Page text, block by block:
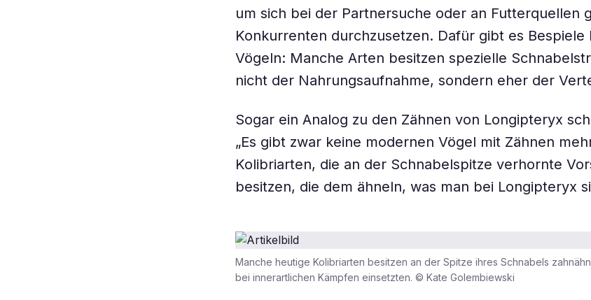
um sich bei der Partnersuche oder an Futterquellen
Konkurrenten durchzusetzen. Dafür gibt es Bespiele
Vögeln: Manche Arten besitzen spezielle
nicht der Nahrungsaufnahme, sondern eher der
Sogar ein Analog zu den Zähnen von Longipteryx
„Es gibt zwar keine modernen Vögel mit Zähnen
Kolibriarten, die an der Schnabelspitze verhornte
besitzen, die dem ähneln, was man bei Longipteryx
Manche heutige Kolibriarten besitzen an der Spitze ihres Schnabels
bei innerartlichen Kämpfen einsetzten. © Kate Golembiewski